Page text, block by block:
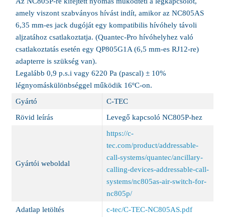
amely viszont szabványos hívást indít, amikor az NC805AS
6,35 mm-es jack dugóját egy kompatibilis hívóhely távoli
aljzatához csatlakoztatja. (Quantec-Pro hívóhelyhez való
csatlakoztatás esetén egy QP805G1A (6,5 mm-es RJ12-re)
adapterre is szükség van).
Legalább 0,9 p.s.i vagy 6220 Pa (pascal) ± 10%
légnyomáskülönbséggel működik 16ºC-on.
Gyártó
C-TEC
Rövid leírás
Levegő kapcsoló NC805P-hez
Gyártói weboldal
https://c-
tec.com/product/addressable-
call-systems/quantec/ancillary-
calling-devices-addressable-call-
systems/nc805as-air-switch-for-
nc805p/
Adatlap letöltés
c-tec/C-TEC-NC805AS.pdf